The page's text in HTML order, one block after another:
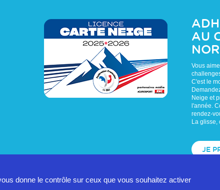
AU
Vous
C'est le
Neige et
l'année.
rendez-
La glisse,
JE
donne le contrôle sur ceux que vous souhaitez activer